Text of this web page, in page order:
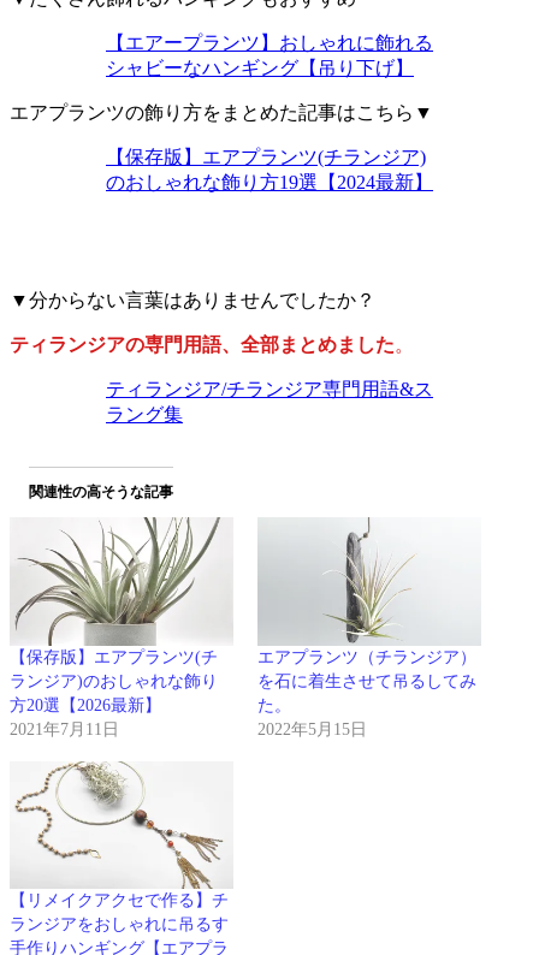
【エアープランツ】おしゃれに飾れる
シャビーなハンギング【吊り下げ】
エアプランツの飾り方をまとめた記事はこちら▼
【保存版】エアプランツ(チランジア)
のおしゃれな飾り方19選【2024最新】
▼分からない言葉はありませんでしたか？
ティランジアの専門用語、全部まとめました。
ティランジア/チランジア専門用語&ス
ラング集
関連性の高そうな記事
【保存版】エアプランツ(チ
ランジア)のおしゃれな飾り
方20選【2026最新】
2021年7月11日
エアプランツ（チランジア）
を石に着生させて吊るしてみ
た。
2022年5月15日
【リメイクアクセで作る】チ
ランジアをおしゃれに吊るす
手作りハンギング【エアプラ